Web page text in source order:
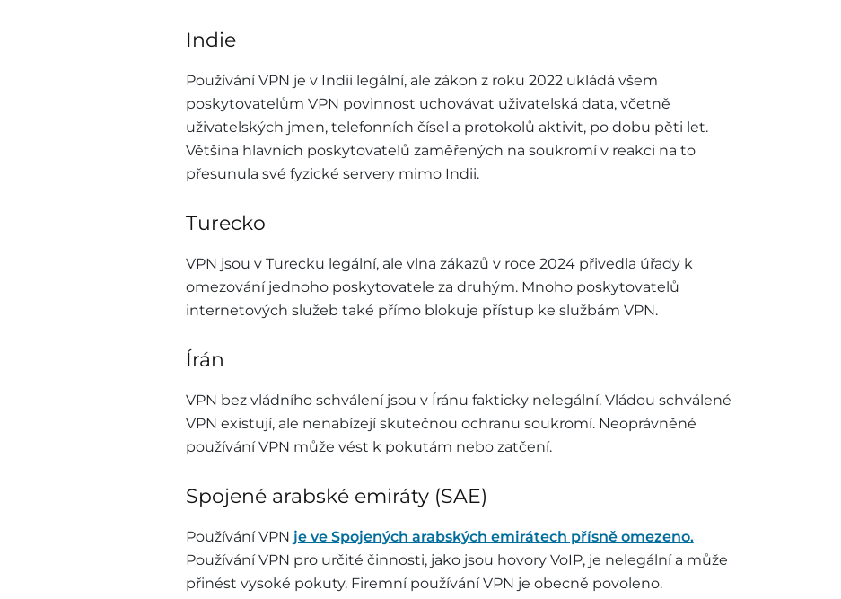
Indie
Používání VPN je v Indii legální, ale zákon z roku 2022 ukládá všem
poskytovatelům VPN povinnost uchovávat uživatelská data, včetně
uživatelských jmen, telefonních čísel a protokolů aktivit, po dobu pěti let.
Většina hlavních poskytovatelů zaměřených na soukromí v reakci na to
přesunula své fyzické servery mimo Indii.
Turecko
VPN jsou v Turecku legální, ale vlna zákazů v roce 2024 přivedla úřady k
omezování jednoho poskytovatele za druhým. Mnoho poskytovatelů
internetových služeb také přímo blokuje přístup ke službám VPN.
Írán
VPN bez vládního schválení jsou v Íránu fakticky nelegální. Vládou schválené
VPN existují, ale nenabízejí skutečnou ochranu soukromí. Neoprávněné
používání VPN může vést k pokutám nebo zatčení.
Spojené arabské emiráty (SAE)
Používání VPN je ve Spojených arabských emirátech přísně omezeno.
Používání VPN pro určité činnosti, jako jsou hovory VoIP, je nelegální a může
přinést vysoké pokuty. Firemní používání VPN je obecně povoleno.